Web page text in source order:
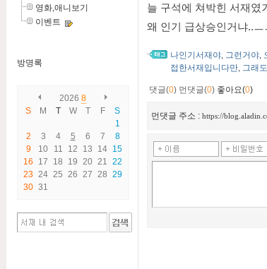
영화,애니보기
이벤트
방명록
2026 8
S
M T W T F
S
1
2
3 4 5 6 7
8
9
10 11 12 13 14 15
16
17 18 19 20 21 22
23 24 25 26 27 28 29
30 31
늘 구석에 쳐박힌 서재였
왜 인기 급상승인거냐..ㅡ
나인기서재야, 그런거야,
접한서재입니다만, 그래
댓글(0) 먼댓글(0) 좋아요(0)
먼댓글 주소 : https://